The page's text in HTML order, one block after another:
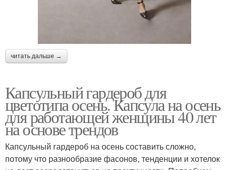
читать дальше →
Капсульный гардероб для
цветотипа осень. Капсула на осень
для работающей женщины 40 лет
на основе трендов
Капсульный гардероб на осень составить сложно,
потому что разнообразие фасонов, тенденции и хотелок